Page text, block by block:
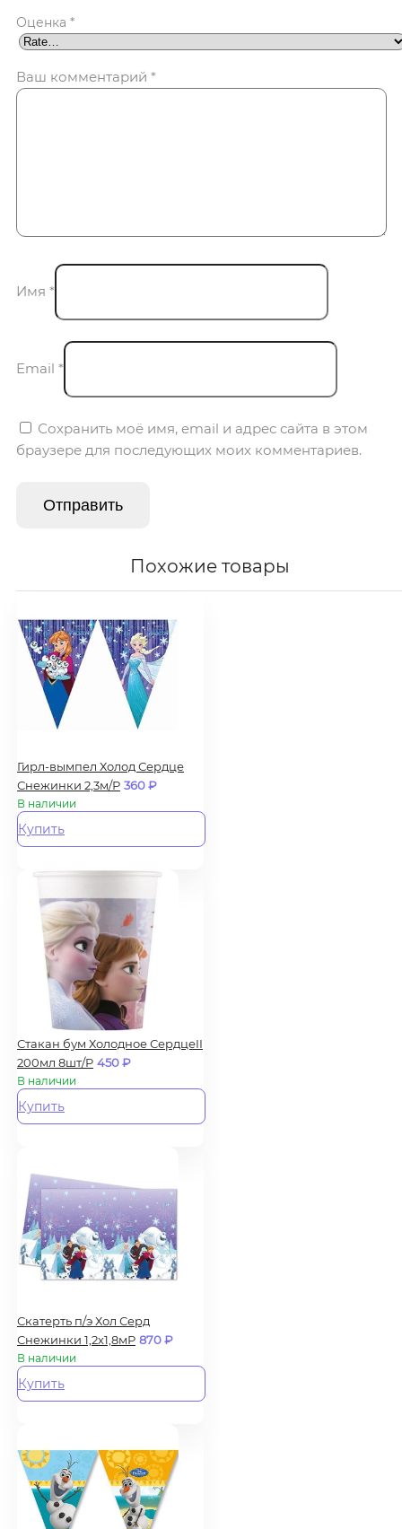
Оценка *
Ваш комментарий *
Имя *
Email *
Сохранить моё имя, email и адрес сайта в этом
браузере для последующих моих комментариев.
Похожие товары
Гирл-вымпел Холод Сердце
Снежинки 2,3м/Р 360₽
В наличии
Купить
Стакан бум Холодное СердцеII
200мл 8шт/P 450₽
В наличии
Купить
Скатерть п/э Хол Серд
Снежинки 1,2х1,8мР 870₽
В наличии
Купить